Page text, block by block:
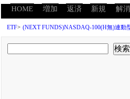
HOME 増加 返済 新規 解消
ETF> (NEXT FUNDS)NASDAQ-100(H無)連動